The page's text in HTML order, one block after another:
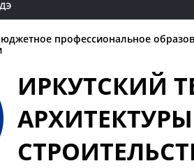
профессиональное
ИРКУТСКИЙ